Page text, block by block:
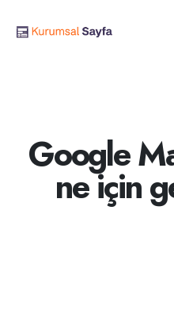
Google
ne için